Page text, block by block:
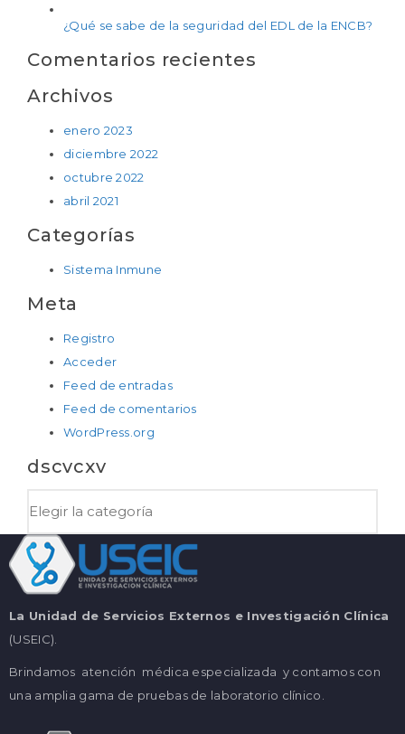
¿Qué se sabe de la seguridad del EDL de la ENCB?
Comentarios recientes
Archivos
enero 2023
diciembre 2022
octubre 2022
abril 2021
Categorías
Sistema Inmune
Meta
Registro
Acceder
Feed de entradas
Feed de comentarios
WordPress.org
dscvcxv
La Unidad de Servicios Externos e Investigación Clínica
(USEIC).
Brindamos atención médica especializada y contamos con
una amplia gama de pruebas de laboratorio clínico.